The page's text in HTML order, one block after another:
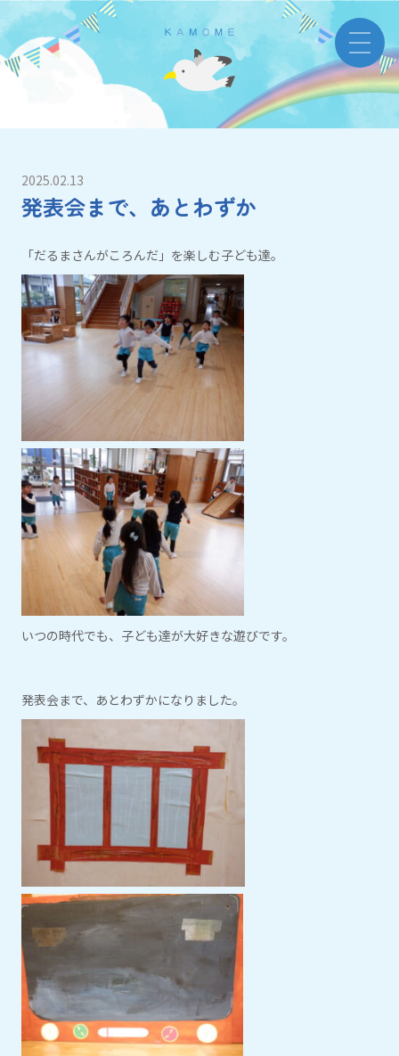
2025.02.13
発表会まで、あとわずか
「だるまさんがころんだ」を楽しむ子ども達。
いつの時代でも、子ども達が大好きな遊びです。
発表会まで、あとわずかになりました。